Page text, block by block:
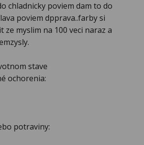
chladnicky poviem dam to do
poviem dpprava..farby si
ze myslim na 100 veci naraz a
stave
ochorenia:
potraviny: